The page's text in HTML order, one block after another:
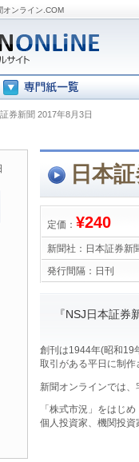
オンライン.COM
券新聞 2017年8月3日
日本
定価： ¥240
新聞社： 日本証券新
発行間隔： 日刊
『NSJ日本証券
創刊は1944年(昭和19
取引がある平日に制作
新聞オンラインでは、
「株式市況」をはじ
個人投資家、機関投資